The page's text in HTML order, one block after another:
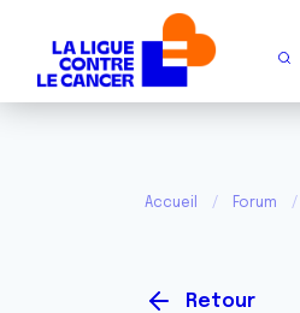
Accueil Forum
Retour